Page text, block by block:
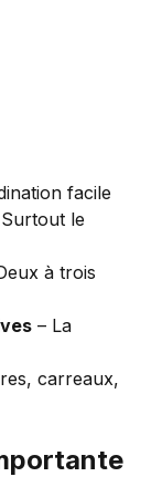
facile
le
à trois
– La
carreaux,